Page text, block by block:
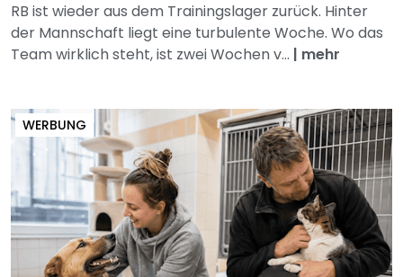
RB ist wieder aus dem Trainingslager zurück. Hinter
der Mannschaft liegt eine turbulente Woche. Wo das
Team wirklich steht, ist zwei Wochen v... | mehr
WERBUNG